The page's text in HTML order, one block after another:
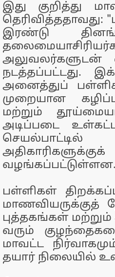
இது குறித்து
இரண்டு
அலுவலர்களுடன்
நடத்தப்பட்டது.
அனைத்துப்
முறையான
மற்றும்
அடிப்படை
வழங்கப்பட்டுள்ளன.
பள்ளிகள்
மாணவியருக்குத்
புத்தகங்கள்
வரும்
மாவட்ட
தயார் நிலையில்